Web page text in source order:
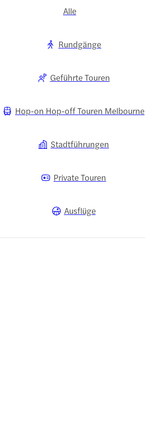
Alle
Rundgänge
Geführte Touren
Hop-on Hop-off Touren Melbourne
Stadtführungen
Private Touren
Ausflüge